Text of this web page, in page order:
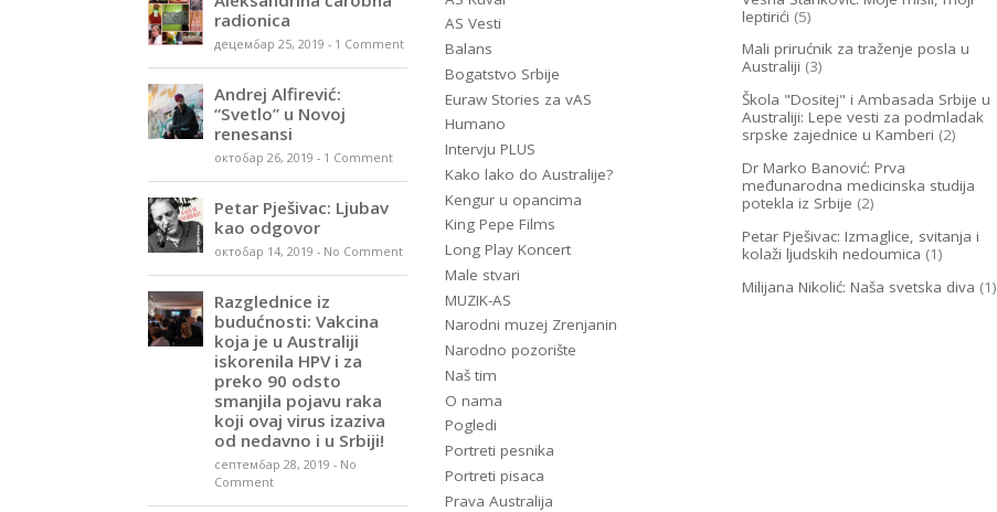
radionica
децембар 25, 2019 - 1 Comment
Andrej Alfirević:
“Svetlo” u Novoj
renesansi
октобар 26, 2019 - 1 Comment
Petar Pješivac: Ljubav
kao odgovor
октобар 14, 2019 - No Comment
Razglednice iz
budućnosti: Vakcina
koja je u Australiji
iskorenila HPV i za
preko 90 odsto
smanjila pojavu raka
koji ovaj virus izaziva
od nedavno i u Srbiji!
септембар 28, 2019 - No
Comment
AS Vesti
Balans
Bogatstvo Srbije
Euraw Stories za vAS
Humano
Intervju PLUS
Kako lako do Australije?
Kengur u opancima
King Pepe Films
Long Play Koncert
Male stvari
MUZIK-AS
Narodni muzej Zrenjanin
Narodno pozorište
Naš tim
O nama
Pogledi
Portreti pesnika
Portreti pisaca
Prava Australija
leptirići (5)
Mali prirućnik za traženje posla u
Australiji (3)
Škola "Dositej" i Ambasada Srbije u
Australiji: Lepe vesti za podmladak
srpske zajednice u Kamberi (2)
Dr Marko Banović: Prva
međunarodna medicinska studija
potekla iz Srbije (2)
Petar Pješivac: Izmaglice, svitanja i
kolaži ljudskih nedoumica (1)
Milijana Nikolić: Naša svetska diva (1)